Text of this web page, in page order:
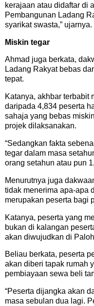
kerajaan atau didaftar di
Pembangunan Ladang
syarikat swasta,” ujarnya.
Miskin tegar
Ahmad juga berkata,
Ladang Rakyat bebas
tepat.
Katanya, akhbar terbabit
daripada 4,834 peserta
sahaja yang bebas
projek dilaksanakan.
“Sedangkan fakta
tegar dalam masa
orang setahun atau pun
Menurutnya juga
tidak menerima apa-apa
merupakan peserta bagi
Katanya, peserta yang
bukan di kalangan
akan diwujudkan di
Beliau berkata, peserta
akan diberi tapak rumah
pembiayaan sewa beli
“Peserta dijangka akan
masa sebulan dua lagi.